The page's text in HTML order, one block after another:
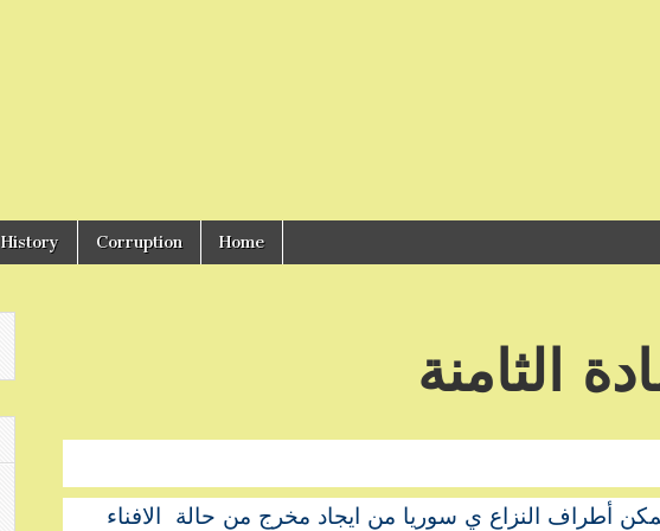
Home
Corruption
History
الثامنة
أطراف النزاع ي سوريا من ايجاد مخرج من حالة الافناء